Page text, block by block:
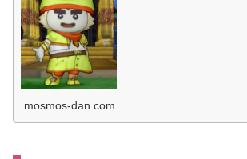
mosmos-dan.com